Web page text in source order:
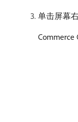
单击屏幕
Commerce